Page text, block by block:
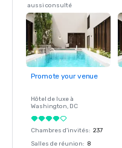
aussi consulté
Promote your venue
Hôtel de luxe à
Washington, DC
Chambres d'invités: 237
Salles de réunion: 8